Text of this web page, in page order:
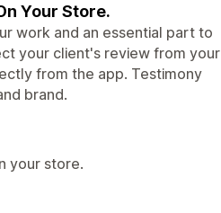
Your Store.
work and an essential part to
your client's review from your
from the app. Testimony
brand.
your store.